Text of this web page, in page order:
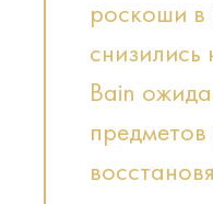
роскоши в
Bain